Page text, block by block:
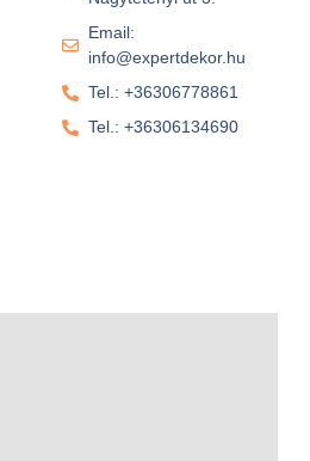
Email:
info@expertdekor.hu
Tel.: +36306778861
Tel.: +36306134690